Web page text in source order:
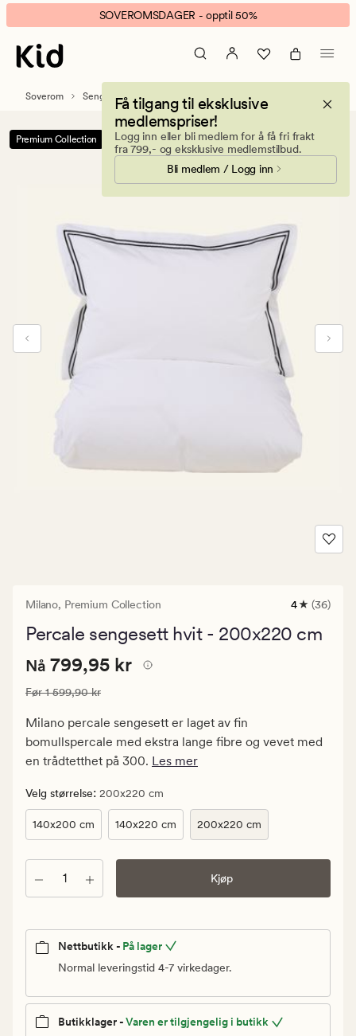
Milano
percale
sengesett
hvit
banner.
Klikk
ESCAPE
pause.
SOVEROMSDAGER - opptil 50%
Få tilgang til eksklusive
medlemspriser!
Logg inn eller bli medlem for å få fri frakt
fra 799,- og eksklusive medlemstilbud.
Bli medlem / Logg inn
Soverom Sengetøy Percale sengesett
Premium Collection -50%
Milano, Premium Collection
36
med
4 (36)
Percale sengesett hvit - 200x220 cm
Nåværende
799,95
kr.
Vanlig
pris
599,90
kr
Nåværende pris
Nå 799,95 kr
Vanlig pris 1 599,90 kr
Før1 599,90 kr
Milano percale sengesett er laget av fin
bomullspercale med ekstra lange fibre og vevet med
en trådtetthet på 300. Les mer
Velg størrelse: 200x220 cm
140x200 cm 140x220 cm 200x220 cm
Antall Kjøp
Nettbutikk - På lager
Normal leveringstid 4-7 virkedager.
Butikklager -Varen er tilgjengelig i butikk